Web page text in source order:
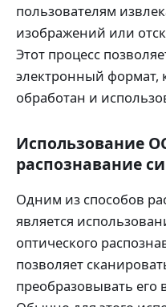
пользователям
изображений или
Этот процесс
электронный формат,
обработан и
Использование
распознавание
Одним из способов
является
оптического
позволяет
преобразовывать его